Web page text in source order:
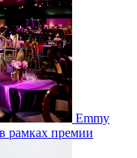
Emmy
рамках премии